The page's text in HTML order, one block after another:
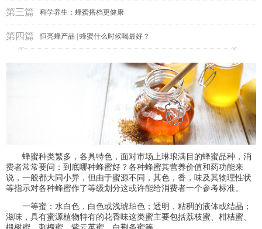
第三篇 科学养生：蜂蜜搭档更健康
第四篇 恒亮蜂产品 | 蜂蜜什么时候喝最好？
蜂蜜种类繁多，各具特色，面对市场上琳琅满目的蜂蜜品种，消
费者常常要问：到底哪种蜂蜜好？各种蜂蜜其营养价值和药功能来
说，一般都大同小异，但由于蜜源不同，其色，香，味及其物理性状
等指示对各种蜂蜜作了等级划分这或许能给消费者一个参考标准。
一等蜜：水白色，白色或浅琥珀色；透明，粘稠的液体或结晶；
滋味，具有蜜源植物特有的花香味这类蜜主要包括荔枝蜜、柑桔蜜、